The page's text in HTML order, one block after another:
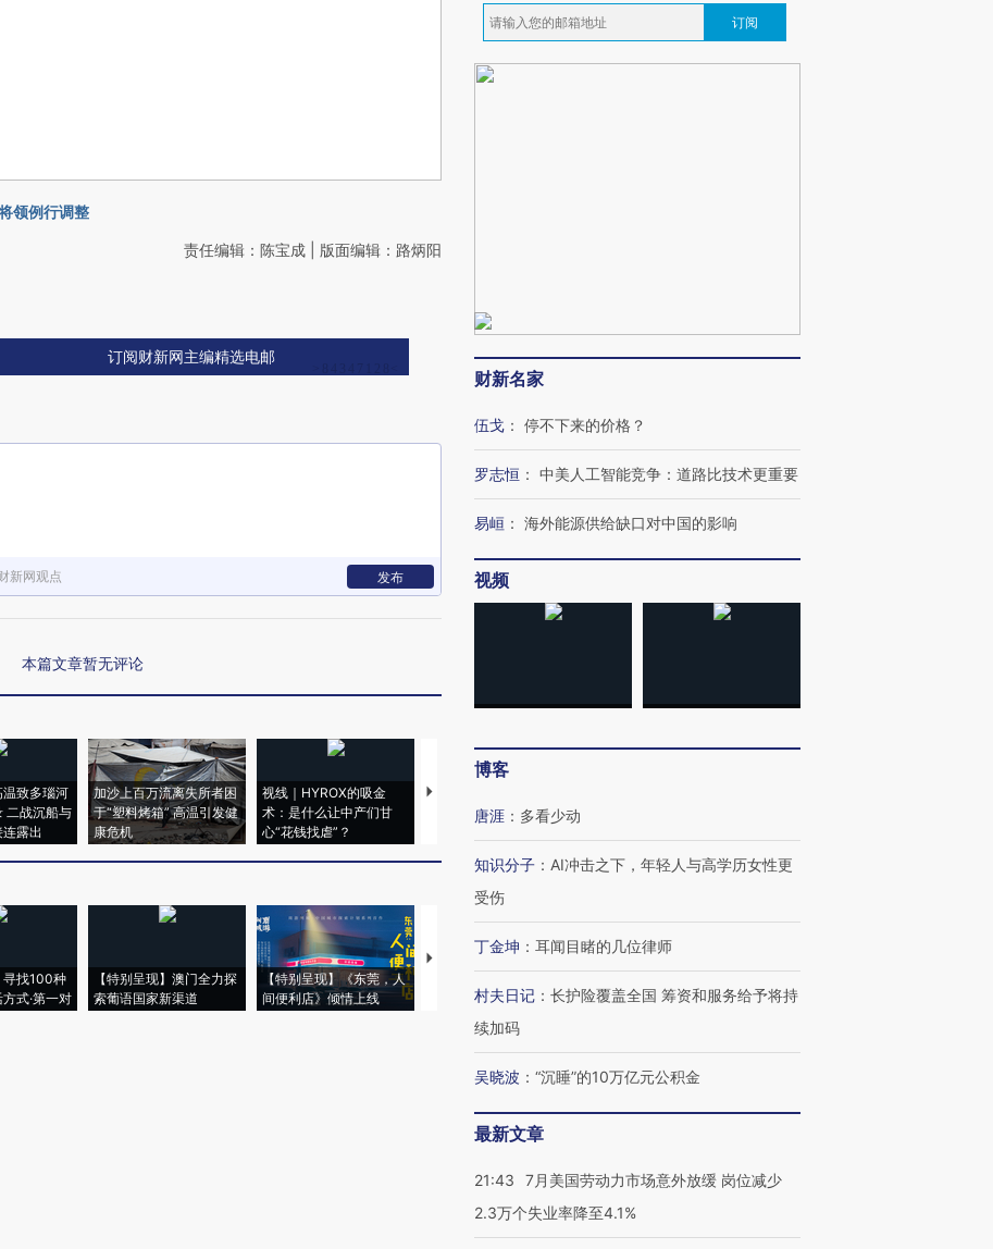
领例行调整
责任编辑：陈宝成 | 版面编辑：路炳阳
订阅财新网主编精选电邮
新网观点 发布
本篇文章暂无评论
致多瑙河
二战沉船与
露出
加沙上百万流离失所者困
于“塑料烤箱” 高温引发健
康危机
视线｜HYROX的吸金
术：是什么让中产们甘
心“花钱找虐”？
马航飞行员跨国走私7万
粒摇头丸 尿检体内含3种
寻找100种
式·第一对
【特别呈现】澳门全力探
索葡语国家新渠道
【特别呈现】《东莞，人
间便利店》倾情上线
【推广】走进第四届链博
有意思的生活方式·第三对
住三大增长引擎是什么？
订阅
财新名家
伍戈 ： 停不下来的价格？
罗志恒 ： 中美人工智能竞争：道路比技术更重要
易峘 ： 海外能源供给缺口对中国的影响
视频
博客
唐涯 ： 多看少动
知识分子 ： AI冲击之下，年轻人与高学历女性更
受伤
丁金坤 ： 耳闻目睹的几位律师
村夫日记 ： 长护险覆盖全国 筹资和服务给予将持
续加码
吴晓波 ： “沉睡”的10万亿元公积金
最新文章
21:43
7月美国劳动力市场意外放缓 岗位减少
2.3万个失业率降至4.1%